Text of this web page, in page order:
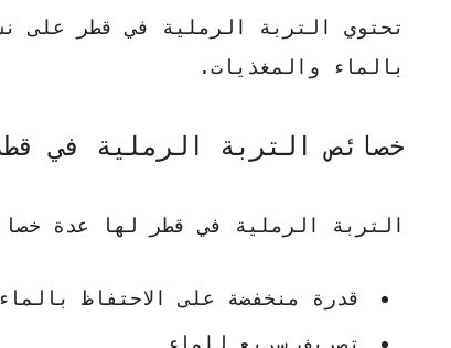
تحتوي التربة الرملية في قطر على
بالماء والمغذيات.
خصائص التربة الرملية في
التربة الرملية في قطر لها عدة
قدرة منخفضة على الاحتفاظ بالماء
تصريف سريع للماء